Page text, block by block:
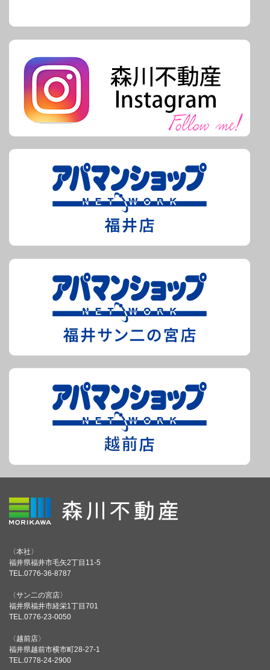
〈本社〉
福井県福井市毛矢2丁目11-5
TEL.0776-36-8787
〈サン二の宮店〉
福井県福井市経栄1丁目701
TEL.0776-23-0050
〈越前店〉
福井県越前市横市町28-27-1
TEL.0778-24-2900